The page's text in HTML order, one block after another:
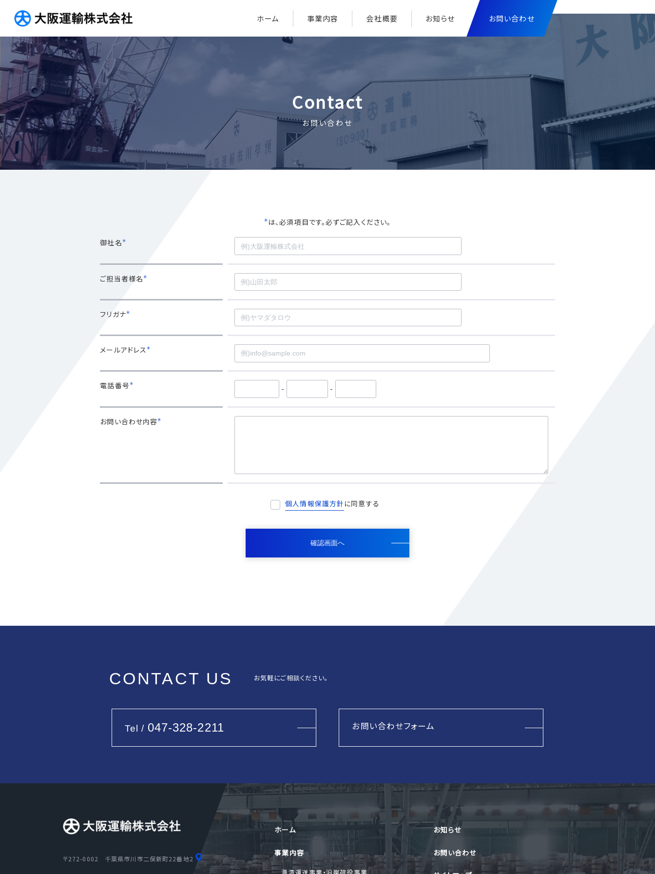
ホーム 事業内容 会社概要 お知らせ お問い合わせ
Contact
お問い合わせ
＊ は、必須項目です。必ずご記入ください。
御社名＊
ご担当者様名＊
フリガナ＊
メールアドレス＊
電話番号＊ - -
お問い合わせ内容＊
個人情報保護方針 に同意する
確認画面へ
CONTACT US お気軽にご相談ください。
Tel / 047-328-2211 お問い合わせフォーム
〒272-0002 千葉県市川市二俣新町22番地2
ホーム
事業内容
港湾運送事業・沿岸荷役事業
お知らせ
お問い合わせ